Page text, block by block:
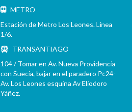
METRO
Estación de Metro Los Leones. Línea
1/6.
TRANSANTIAGO
104 / Tomar en Av. Nueva Providencia
con Suecia, bajar en el paradero Pc24-
Av. Los Leones esquina Av Eliodoro
Yáñez.